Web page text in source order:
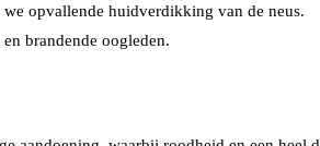
opvallende huidverdikking van de neus.
brandende oogleden.